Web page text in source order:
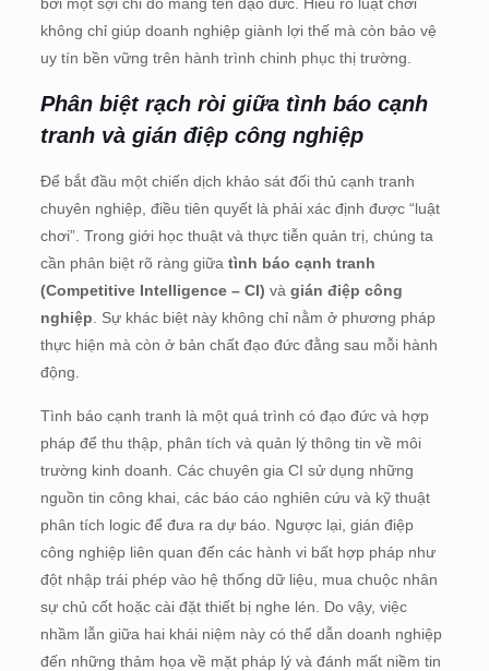
không chỉ giúp doanh nghiệp giành lợi thế mà còn bảo vệ
uy tín bền vững trên hành trình chinh phục thị trường.
Phân biệt rạch ròi giữa tình báo cạnh
tranh và gián điệp công nghiệp
Để bắt đầu một chiến dịch khảo sát đối thủ cạnh tranh
chuyên nghiệp, điều tiên quyết là phải xác định được “luật
chơi”. Trong giới học thuật và thực tiễn quản trị, chúng ta
cần phân biệt rõ ràng giữa tình báo cạnh tranh
(Competitive Intelligence – CI) và gián điệp công
nghiệp . Sự khác biệt này không chỉ nằm ở phương pháp
thực hiện mà còn ở bản chất đạo đức đằng sau mỗi hành
động.
Tình báo cạnh tranh là một quá trình có đạo đức và hợp
pháp để thu thập, phân tích và quản lý thông tin về môi
trường kinh doanh. Các chuyên gia CI sử dụng những
nguồn tin công khai, các báo cáo nghiên cứu và kỹ thuật
phân tích logic để đưa ra dự báo. Ngược lại, gián điệp
công nghiệp liên quan đến các hành vi bất hợp pháp như
đột nhập trái phép vào hệ thống dữ liệu, mua chuộc nhân
sự chủ cốt hoặc cài đặt thiết bị nghe lén. Do vậy, việc
nhầm lẫn giữa hai khái niệm này có thể dẫn doanh nghiệp
đến những thảm họa về mặt pháp lý và đánh mất niềm tin